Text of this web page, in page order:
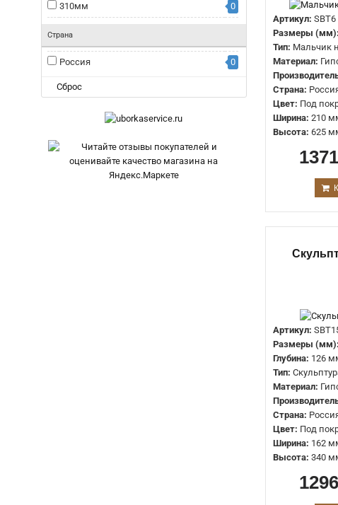
310мм 0
570мм 0
Страна
Россия 0
Сброс
Артикул: SBT6
Размеры (мм):
Тип: Мальчик
Материал:
Страна:
Цвет: Под
Ширина: 210
Высота: 625
Артикул:
Размеры (мм):
Глубина: 126
Тип:
Материал:
Страна:
Цвет: Под
Ширина: 162
Высота: 340